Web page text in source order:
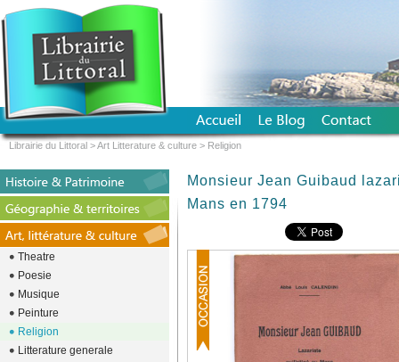
Monsieur Jean Guibaud
Mans en 1794
Theatre
Poesie
Musique
Peinture
Religion
Litterature generale
Librairie du Littoral >Art Litterature & culture > Religion